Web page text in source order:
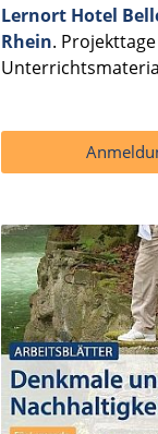
Lernort Hotel
Rhein.